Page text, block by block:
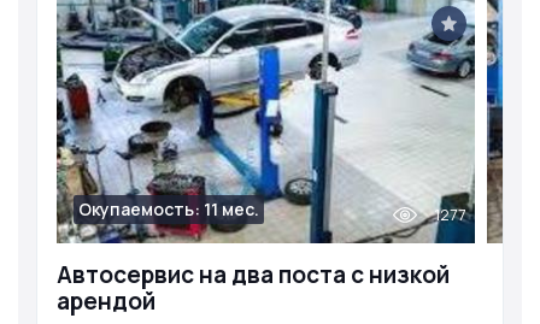
Автосервис на два поста с низкой
арендой
Окупаемость: 11 мес. 1277